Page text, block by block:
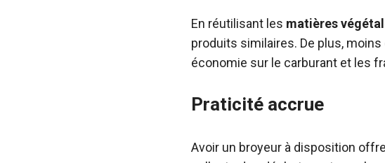
En réutilisant les matières
produits similaires. De plus,
économie sur le carburant et les
Praticité accrue
Avoir un broyeur à disposition